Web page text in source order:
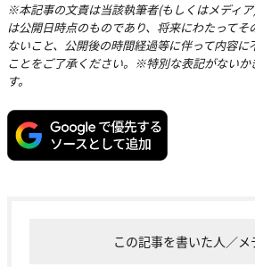
※本記事の文責は当該執筆者(もしくはメディ
は公開日時点のものであり、将来にわたって
ないこと、公開後の時間経過等に伴って内容
ことをご了承ください。※特別な表記がないか
す。
この記事を書いた人／メ